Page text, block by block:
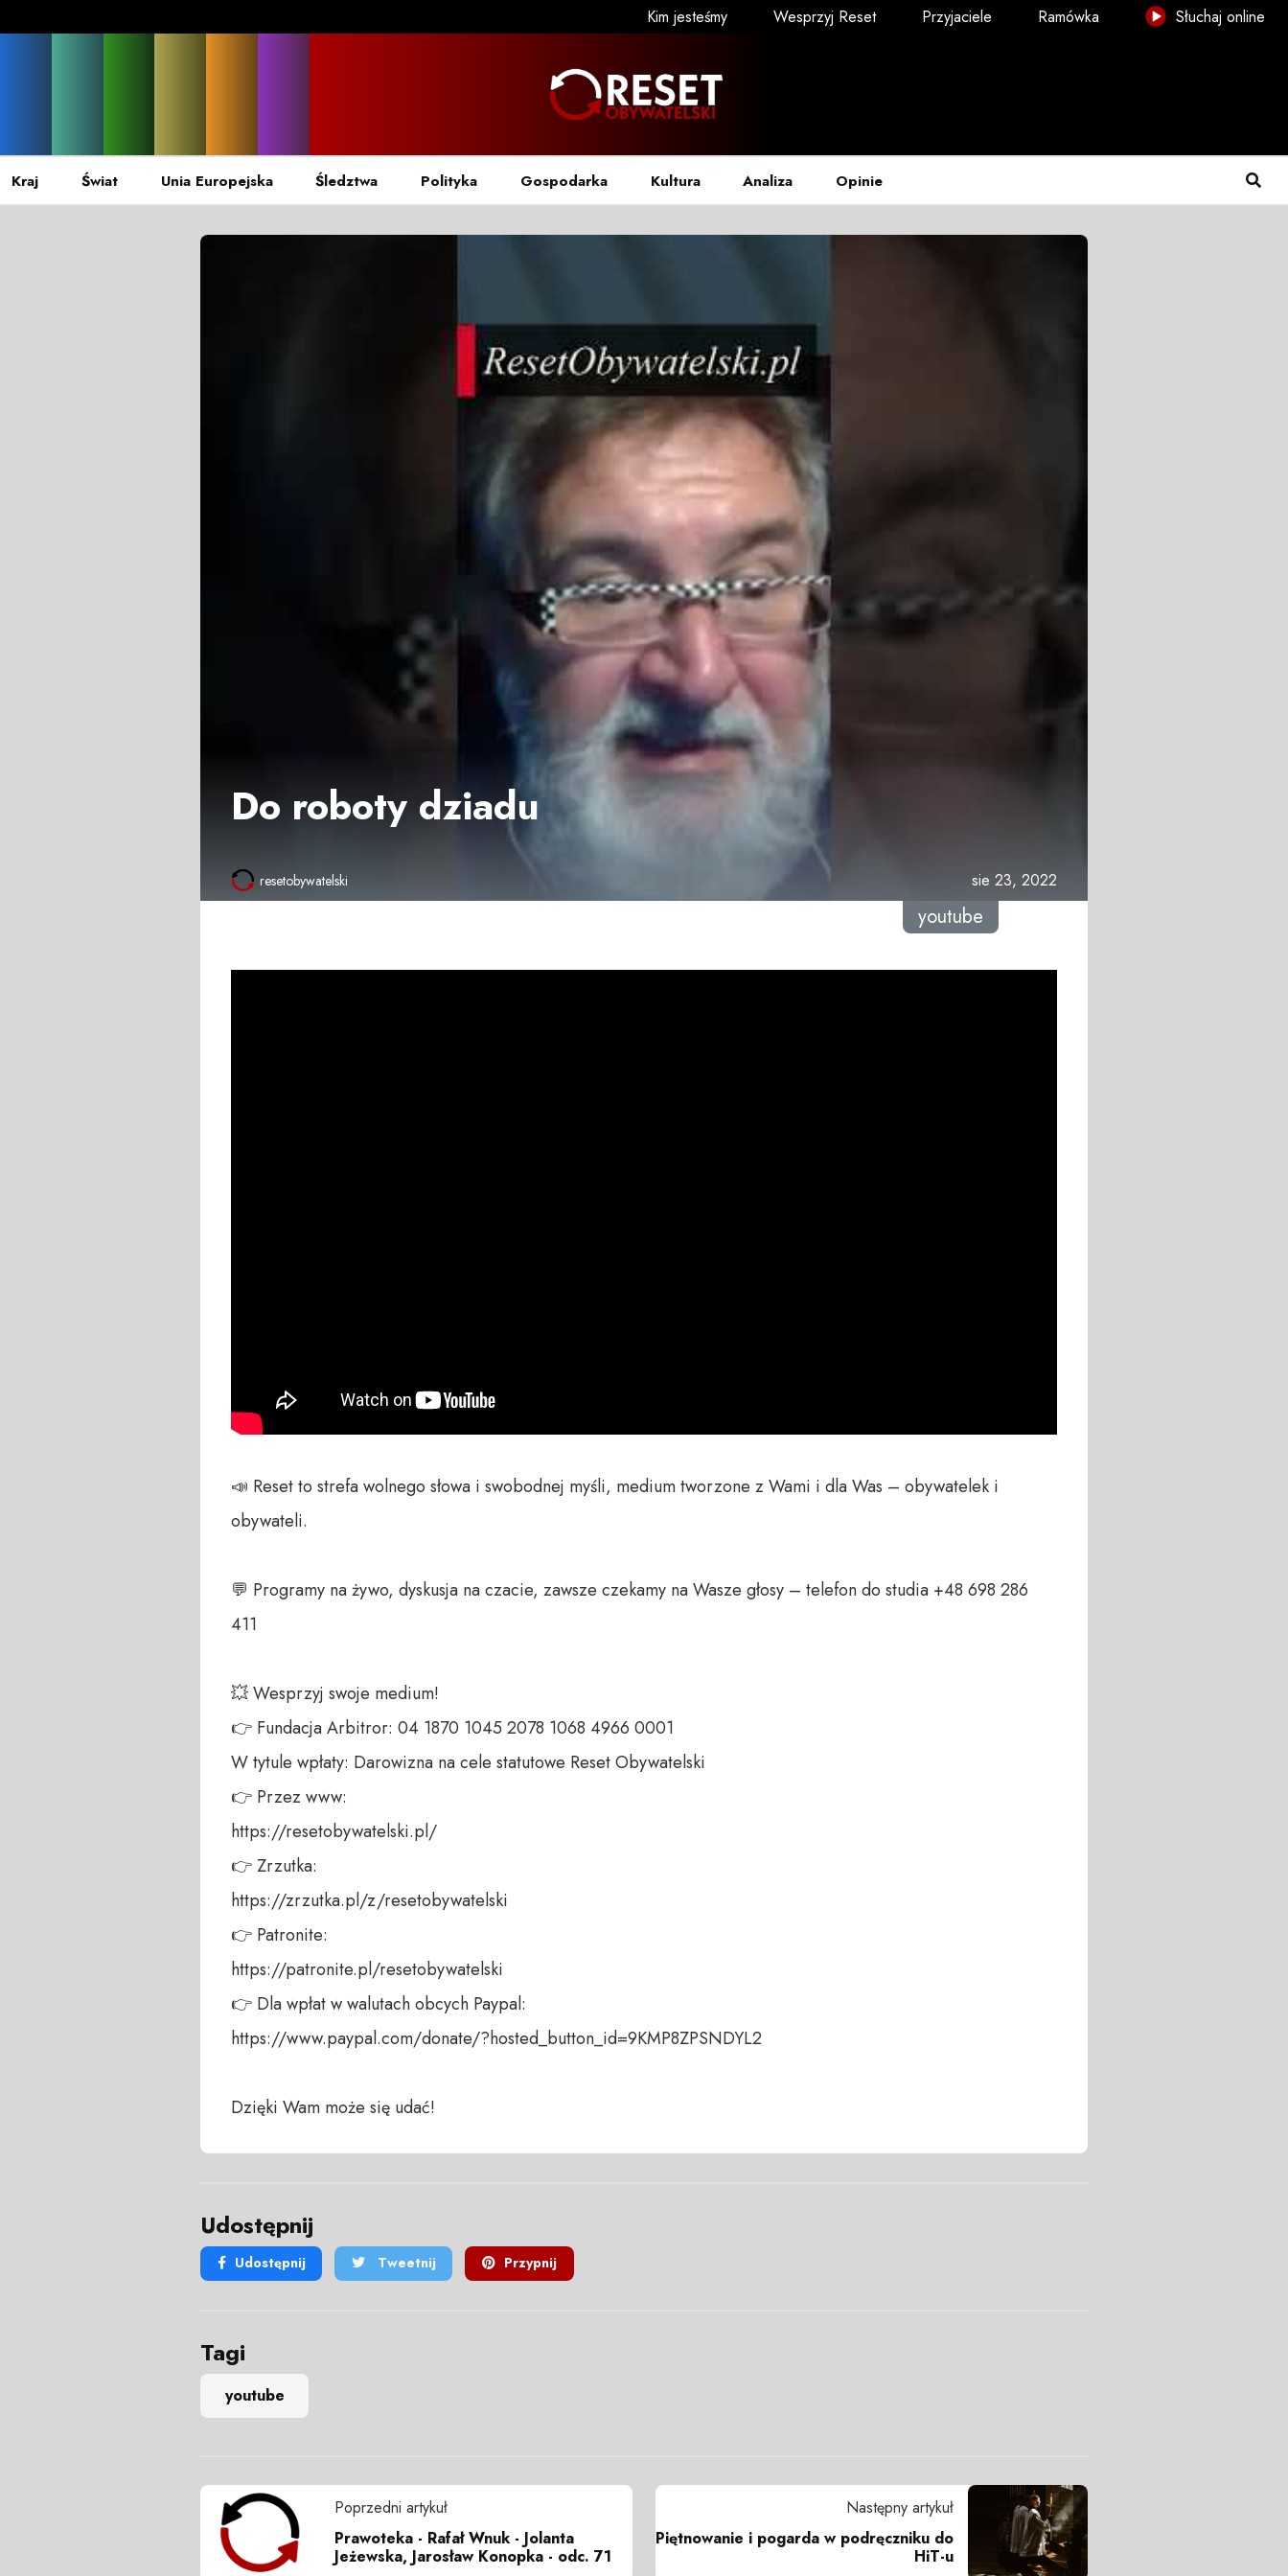
Kim jesteśmy Wesprzyj Reset Przyjaciele Ramówka Słuchaj online
Kraj Świat Unia Europejska Śledztwa Polityka Gospodarka Kultura Analiza Opinie
Do roboty dziadu
resetobywatelski sie 23, 2022
youtube
📣 Reset to strefa wolnego słowa i swobodnej myśli, medium tworzone z Wami i dla Was – obywatelek i
obywateli.
💬 Programy na żywo, dyskusja na czacie, zawsze czekamy na Wasze głosy – telefon do studia +48 698 286
411
💥 Wesprzyj swoje medium!
👉 Fundacja Arbitror: 04 1870 1045 2078 1068 4966 0001
W tytule wpłaty: Darowizna na cele statutowe Reset Obywatelski
👉 Przez www:
https://resetobywatelski.pl/
👉 Zrzutka:
https://zrzutka.pl/z/resetobywatelski
👉 Patronite:
https://patronite.pl/resetobywatelski
👉 Dla wpłat w walutach obcych Paypal:
https://www.paypal.com/donate/?hosted_button_id=9KMP8ZPSNDYL2
Dzięki Wam może się udać!
Udostępnij
Udostępnij Tweetnij Przypnij
Tagi
youtube
Poprzedni artykuł
Prawoteka - Rafał Wnuk - Jolanta
Jeżewska, Jarosław Konopka - odc. 71
Następny artykuł
Piętnowanie i pogarda w podręczniku do
HiT-u